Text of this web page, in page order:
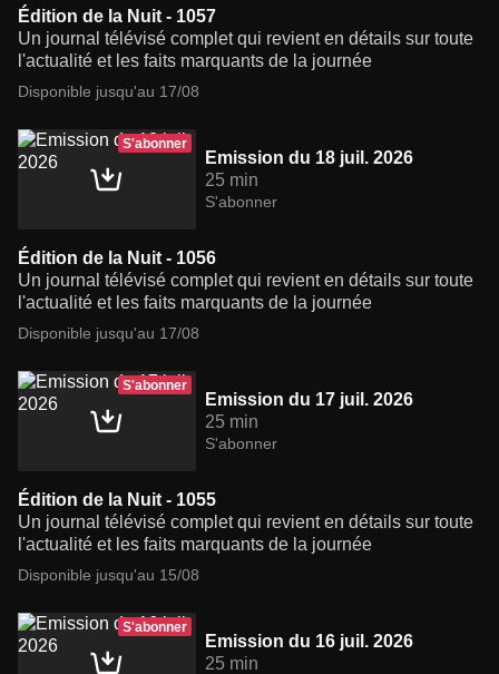
Édition de la Nuit - 1057
Un journal télévisé complet qui revient en détails sur toute
l'actualité et les faits marquants de la journée
Disponible jusqu'au 17/08
S'abonner
Emission du 18 juil. 2026
25 min
S'abonner
Édition de la Nuit - 1056
Un journal télévisé complet qui revient en détails sur toute
l'actualité et les faits marquants de la journée
Disponible jusqu'au 17/08
S'abonner
Emission du 17 juil. 2026
25 min
S'abonner
Édition de la Nuit - 1055
Un journal télévisé complet qui revient en détails sur toute
l'actualité et les faits marquants de la journée
Disponible jusqu'au 15/08
S'abonner
Emission du 16 juil. 2026
25 min